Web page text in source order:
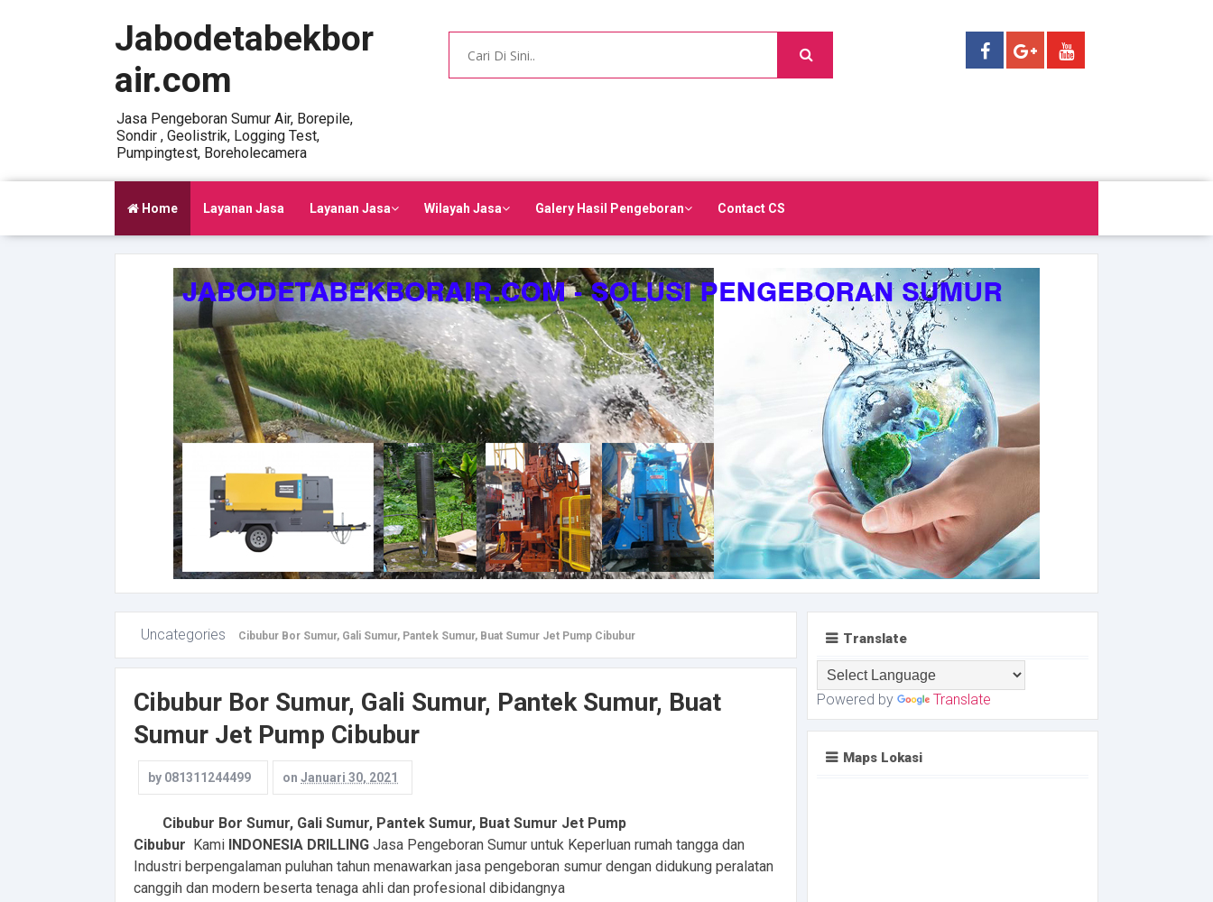
Jabodetabekbor
air.com
Jasa Pengeboran Sumur Air, Borepile,
Sondir , Geolistrik, Logging Test,
Pumpingtest, Boreholecamera
Home Layanan Jasa Layanan Jasa Wilayah Jasa Galery Hasil Pengeboran Contact CS
Uncategories Cibubur Bor Sumur, Gali Sumur, Pantek Sumur, Buat Sumur Jet Pump Cibubur
Cibubur Bor Sumur, Gali Sumur, Pantek Sumur, Buat
Sumur Jet Pump Cibubur
by 081311244499 on Januari 30, 2021
Cibubur Bor Sumur, Gali Sumur, Pantek Sumur, Buat Sumur Jet Pump
Cibubur Kami INDONESIA DRILLING Jasa Pengeboran Sumur untuk Keperluan rumah tangga dan
Industri berpengalaman puluhan tahun menawarkan jasa pengeboran sumur dengan didukung peralatan
canggih dan modern beserta tenaga ahli dan profesional dibidangnya
Translate
Powered by Translate
Maps Lokasi